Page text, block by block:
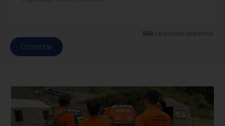
500caracteres restantes.
Comentar